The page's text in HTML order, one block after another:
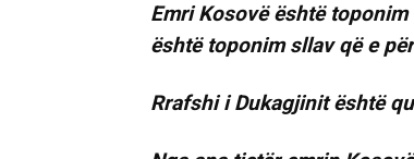
Emri Kosovë është
është toponim sllav që e
Rrafshi i Dukagjinit është